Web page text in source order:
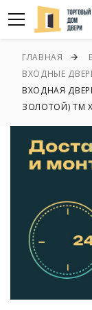
ГЛАВНАЯ
ВХОДНЫЕ
ВХОДНАЯ
ЗОЛОТОЙ) ТМ